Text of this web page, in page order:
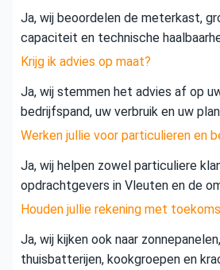
Ja, wij beoordelen de meterkast,
capaciteit en technische
Krijg ik advies op maat?
Ja, wij stemmen het advies af op
bedrijfspand, uw verbruik en uw
Werken jullie voor particulieren en
Ja, wij helpen zowel particuliere
opdrachtgevers in Vleuten en de
Houden jullie rekening met
Ja, wij kijken ook naar
thuisbatterijen, kookgroepen en